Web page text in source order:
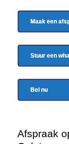
Maak een
Stuur een
Bel nu
Afspraak